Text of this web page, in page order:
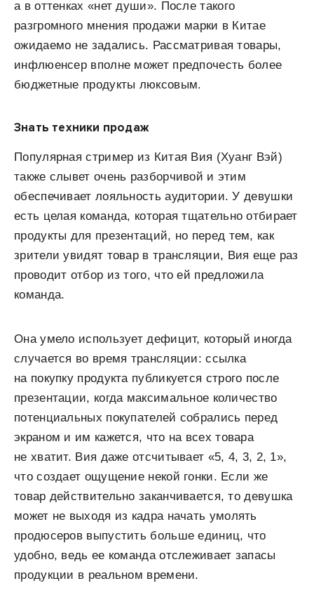
а в оттенках «нет души». После такого
разгромного мнения продажи марки в Китае
ожидаемо не задались. Рассматривая товары,
инфлюенсер вполне может предпочесть более
бюджетные продукты люксовым.
Знать техники продаж
Популярная стример из Китая Вия (Хуанг Вэй)
также слывет очень разборчивой и этим
обеспечивает лояльность аудитории. У девушки
есть целая команда, которая тщательно отбирает
продукты для презентаций, но перед тем, как
зрители увидят товар в трансляции, Вия еще раз
проводит отбор из того, что ей предложила
команда.
Она умело использует дефицит, который иногда
случается во время трансляции: ссылка
на покупку продукта публикуется строго после
презентации, когда максимальное количество
потенциальных покупателей собрались перед
экраном и им кажется, что на всех товара
не хватит. Вия даже отсчитывает «5, 4, 3, 2, 1»,
что создает ощущение некой гонки. Если же
товар действительно заканчивается, то девушка
может не выходя из кадра начать умолять
продюсеров выпустить больше единиц, что
удобно, ведь ее команда отслеживает запасы
продукции в реальном времени.